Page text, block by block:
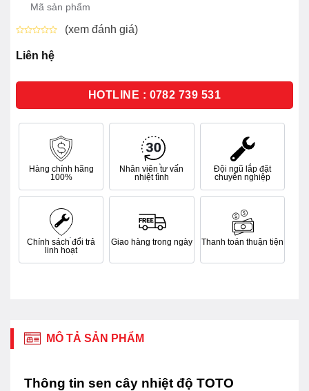
Mã sản phẩm
xếp
hạng
sao
(xem đánh giá)
Liên hệ
HOTLINE : 0782 739 531
Hàng chính hãng
100%
Nhân viên tư vấn
nhiệt tình
Đội ngũ lắp đặt
chuyên nghiệp
Chính sách đổi trả
linh hoạt
Giao hàng trong ngày Thanh toán thuận tiện
MÔ TẢ SẢN PHẨM
Thông tin sen cây nhiệt độ TOTO